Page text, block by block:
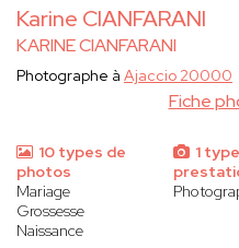
Karine CIANFARANI
KARINE CIANFARANI
Fiche
Photographe à Ajaccio 20000
10 types de
photos
Mariage
Grossesse
Naissance
1